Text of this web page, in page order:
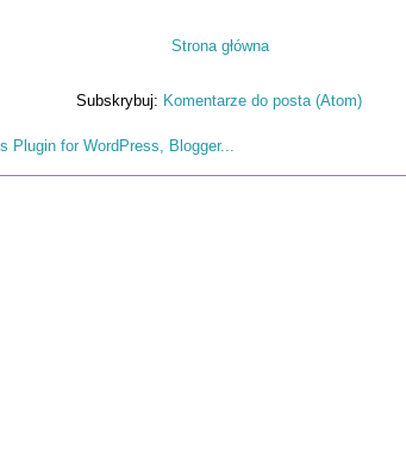
Strona główna
Subskrybuj: Komentarze do posta (Atom)